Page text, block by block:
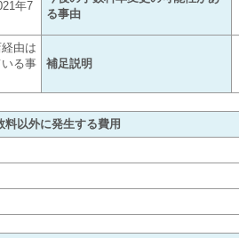
年7
る事由
由は
る事
補足説明
料以外に発生する費用